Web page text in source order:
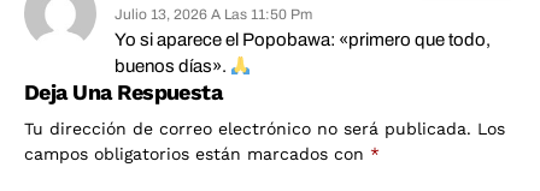
Julio 13, 2026 A Las 11:50 Pm
Yo si aparece el Popobawa: «primero que todo,
buenos días».
Deja Una Respuesta
Tu dirección de correo electrónico no será publicada. Los
campos obligatorios están marcados con *